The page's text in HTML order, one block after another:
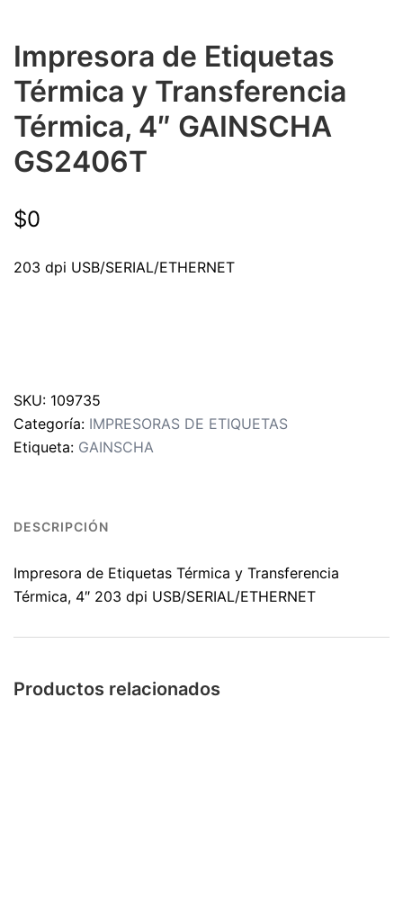
Impresora de Etiquetas
Térmica y Transferencia
Térmica, 4″ GAINSCHA
GS2406T
$0
203 dpi USB/SERIAL/ETHERNET
SKU: 109735
Categoría: IMPRESORAS DE ETIQUETAS
Etiqueta: GAINSCHA
DESCRIPCIÓN
Impresora de Etiquetas Térmica y Transferencia
Térmica, 4″ 203 dpi USB/SERIAL/ETHERNET
Productos relacionados